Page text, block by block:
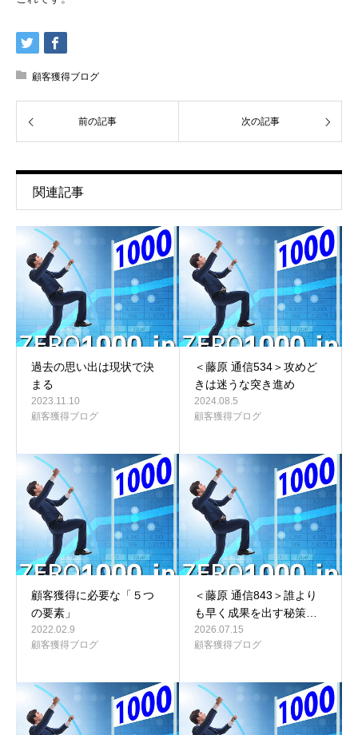
顧客獲得ブログ
前の記事 次の記事
関連記事
過去の思い出は現状で決
まる
2023.11.10
顧客獲得ブログ
＜藤原 通信534＞攻めど
きは迷うな突き進め
2024.08.5
顧客獲得ブログ
顧客獲得に必要な「５つ
の要素」
2022.02.9
顧客獲得ブログ
＜藤原 通信843＞誰より
も早く成果を出す秘策…
2026.07.15
顧客獲得ブログ